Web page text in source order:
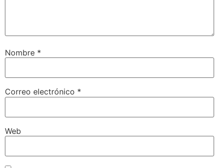
Nombre *
Correo electrónico *
Web